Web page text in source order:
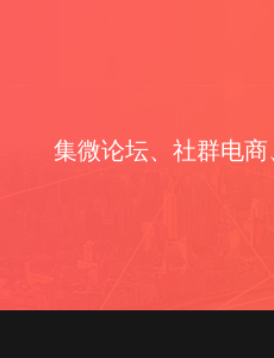
集微论坛、社群电